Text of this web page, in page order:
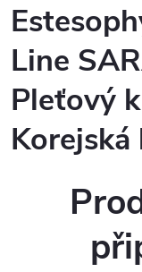
Line
Pleťový